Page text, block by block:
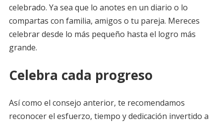
celebrado. Ya sea que lo anotes en un diario o lo
compartas con familia, amigos o tu pareja. Mereces
celebrar desde lo más pequeño hasta el logro más
grande.
Celebra cada progreso
Así como el consejo anterior, te recomendamos
reconocer el esfuerzo, tiempo y dedicación invertido a